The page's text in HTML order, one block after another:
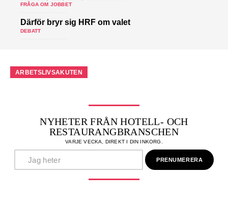
FRÅGA OM JOBBET
Därför bryr sig HRF om valet
DEBATT
ARBETSLIVSAKUTEN
NYHETER FRÅN HOTELL- OCH
RESTAURANGBRANSCHEN
VARJE VECKA, DIREKT I DIN INKORG.